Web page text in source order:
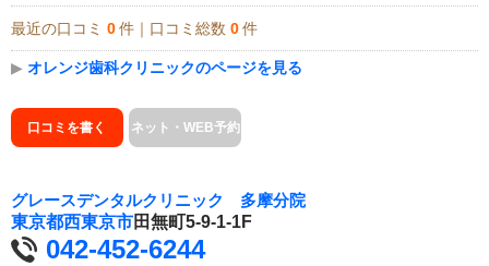
最近の口コミ 0 件｜口コミ総数 0 件
▶ オレンジ歯科クリニックのページを見る
口コミを書く ネット・WEB予約
グレースデンタルクリニック 多摩分院
東京都西東京市田無町5-9-1-1F
042-452-6244